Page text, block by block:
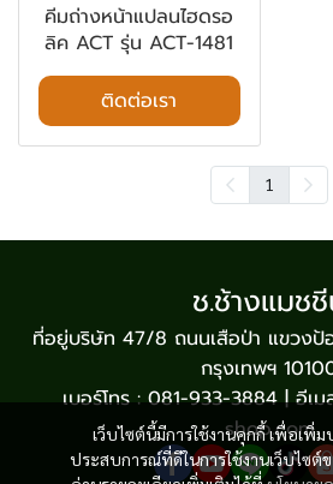
คีมถ่างหน้าแปลนไฮดรอ
ลิค ACT รุ่น ACT-1481
ติดต่อเรา
1
เว็บไซต์นี้มีการใช้งานคุกกี้ เพื่อเพิ่
ประสบการณ์ที่ดีในการใช้งานเว็บไซต์
ช.ช้างแมช
ที่อยู่บริษัท 47/8 ถนนเสือป่า แขวงป้
กรุงเทพฯ
เบอร์โทร : 081-933-3884 | อีเ
shop.com